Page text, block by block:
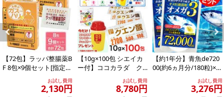
Previous
【72包】ラッパ整腸薬B
F 8包×9個セット[指定医
薬部外品］大幸薬品お試し費用
2,130円
【10g×100包 シエイカ
ー付】ココカラダ ク
エン酸 ※1包中に2700
お試し費用
8,780円
【約1年分】青魚de720
00(約6ヵ月分/180粒)×2
お試し費用
3,276円
Next